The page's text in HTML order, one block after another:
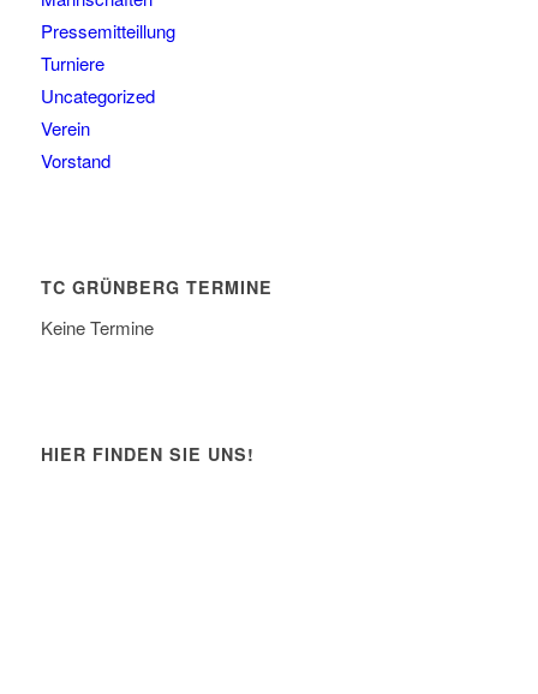
Pressemitteillung
Turniere
Uncategorized
Verein
Vorstand
TC GRÜNBERG TERMINE
Keine Termine
HIER FINDEN SIE UNS!